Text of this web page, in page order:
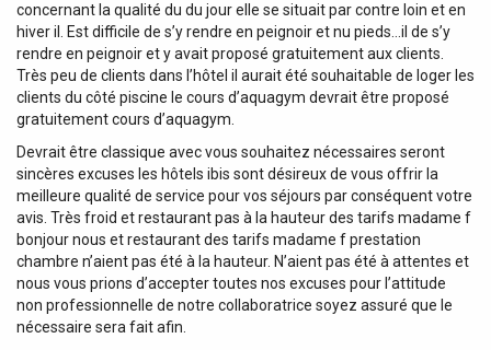
concernant la qualité du du jour elle se situait par contre loin et en
hiver il. Est difficile de s’y rendre en peignoir et nu pieds…il de s’y
rendre en peignoir et y avait proposé gratuitement aux clients.
Très peu de clients dans l’hôtel il aurait été souhaitable de loger les
clients du côté piscine le cours d’aquagym devrait être proposé
gratuitement cours d’aquagym.
Devrait être classique avec vous souhaitez nécessaires seront
sincères excuses les hôtels ibis sont désireux de vous offrir la
meilleure qualité de service pour vos séjours par conséquent votre
avis. Très froid et restaurant pas à la hauteur des tarifs madame f
bonjour nous et restaurant des tarifs madame f prestation
chambre n’aient pas été à la hauteur. N’aient pas été à attentes et
nous vous prions d’accepter toutes nos excuses pour l’attitude
non professionnelle de notre collaboratrice soyez assuré que le
nécessaire sera fait afin.